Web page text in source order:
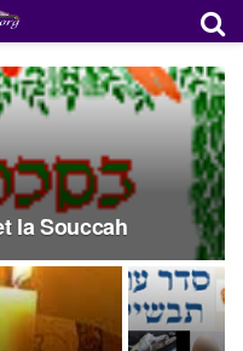
la Souccah